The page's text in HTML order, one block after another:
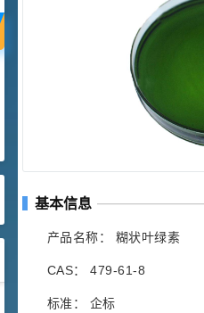
基本信息
产品名称： 糊状叶绿素
CAS： 479-61-8
标准： 企标